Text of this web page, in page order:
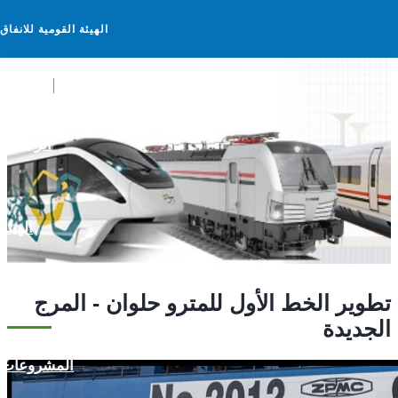
الهيئة القومية للانفاق
الرئيسية
الهيئة
المشروعات
تطوير الخط الأول للمترو حلوان - المرج
الجديدة